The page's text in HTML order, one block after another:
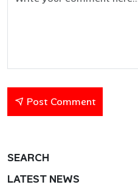
Post Comment
SEARCH
LATEST NEWS